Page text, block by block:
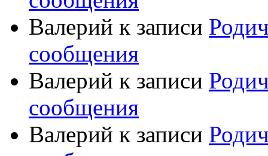
Валерий к записи
сообщения
Валерий к записи
сообщения
Валерий к записи